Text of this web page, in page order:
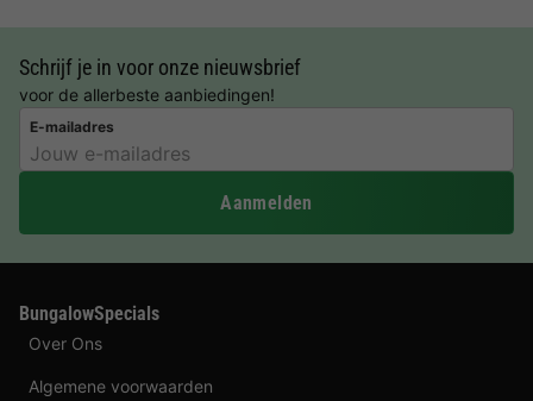
Schrijf je in voor onze nieuwsbrief
voor de allerbeste aanbiedingen!
E-mailadres
Aanmelden
BungalowSpecials
Over Ons
Algemene voorwaarden